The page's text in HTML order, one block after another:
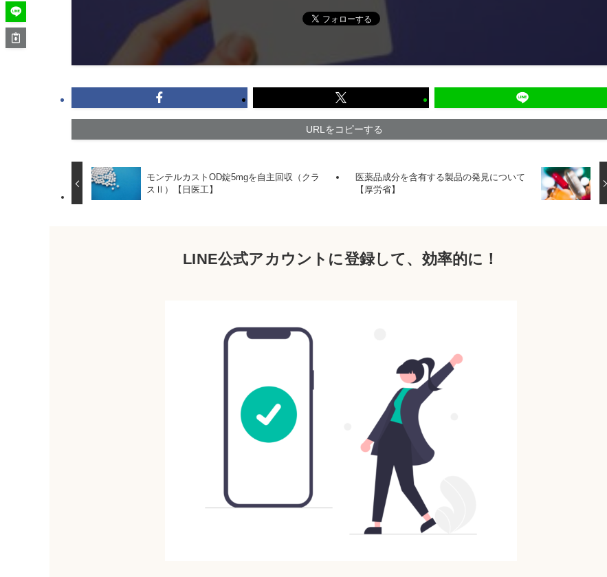
URLをコピーする
モンテルカストOD錠5mgを自主回収（クラ
スⅡ）【日医工】
医薬品成分を含有する製品の発見について
【厚労省】
LINE公式アカウントに登録して、効率的に！